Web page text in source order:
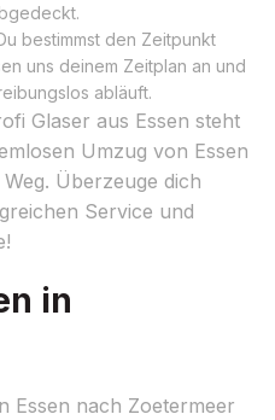
bestimmst den Zeitpunkt
uns deinem Zeitplan an und
abläuft.
Glaser aus Essen steht
Umzug von Essen
Überzeuge dich
Service und
in
Essen nach Zoetermeer